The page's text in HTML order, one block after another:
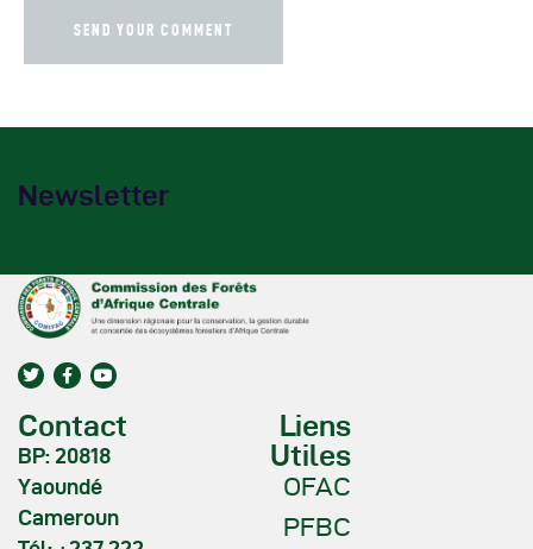
Newsletter
Contact
BP: 20818
Yaoundé
Cameroun
Liens
Utiles
OFAC
PFBC